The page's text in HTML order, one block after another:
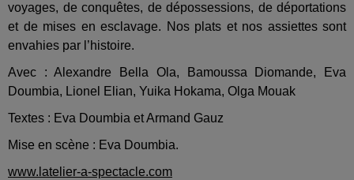
voyages, de conquêtes, de dépossessions, de déportations
et de mises en esclavage. Nos plats et nos assiettes sont
envahies par l’histoire.
Avec : Alexandre Bella Ola, Bamoussa Diomande, Eva
Doumbia, Lionel Elian, Yuika Hokama, Olga Mouak
Textes : Eva Doumbia et Armand Gauz
Mise en scène : Eva Doumbia.
www.latelier-a-spectacle.com